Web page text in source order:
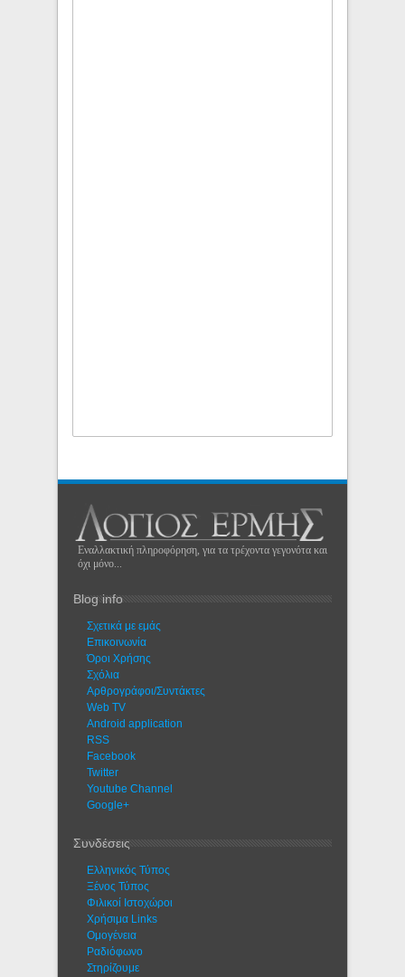
Εναλλακτική πληροφόρηση, για τα τρέχοντα γεγονότα και
όχι μόνο...
Blog info
Σχετικά με εμάς
Eπικοινωνία
Όροι Χρήσης
Σχόλια
Αρθρογράφοι/Συντάκτες
Web TV
Android application
RSS
Facebook
Twitter
Youtube Channel
Google+
Συνδέσεις
Ελληνικός Τύπος
Ξένος Τύπος
Φιλικοί Ιστοχώροι
Χρήσιμα Links
Ομογένεια
Ραδιόφωνο
Στηρίζουμε